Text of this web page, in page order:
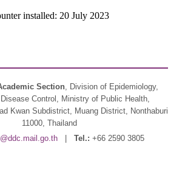
installed: 20 July 2023
Section, Division of Epidemiology,
Control, Ministry of Public Health,
Kwan Subdistrict, Muang District, Nonthaburi
11000, Thailand
| Tel.: +66 2590 3805